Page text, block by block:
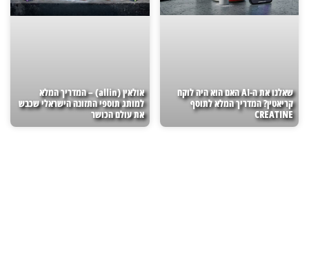
שאלנו את ה-AI האם הוא היה לוקח
קריאטין? המדריך המלא לתוסף
CREATINE
אולאין (allin) – המדריך המלא
למותג תוספי התזונה הישראלי שכבש
את עולם הכושר